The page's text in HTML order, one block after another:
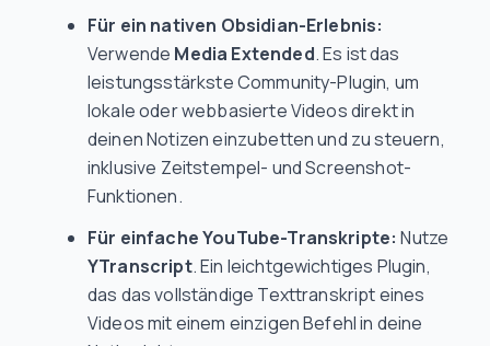
Für ein nativen Obsidian-Erlebnis:
Verwende Media Extended. Es ist das
leistungsstärkste Community-Plugin, um
lokale oder webbasierte Videos direkt in
deinen Notizen einzubetten und zu steuern,
inklusive Zeitstempel- und Screenshot-
Funktionen.
Für einfache YouTube-Transkripte: Nutze
YTranscript. Ein leichtgewichtiges Plugin,
das das vollständige Texttranskript eines
Videos mit einem einzigen Befehl in deine